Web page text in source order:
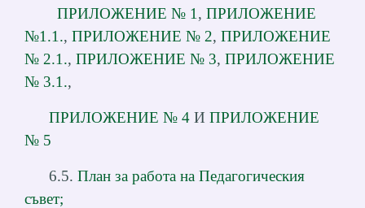
ПРИЛОЖЕНИЕ № 1 , ПРИЛОЖЕНИЕ
№1.1., ПРИЛОЖЕНИЕ № 2, ПРИЛОЖЕНИЕ
№ 2.1., ПРИЛОЖЕНИЕ № 3, ПРИЛОЖЕНИЕ
№ 3.1.,
ПРИЛОЖЕНИЕ № 4 И ПРИЛОЖЕНИЕ
№ 5
6.5. План за работа на Педагогическия
съвет;